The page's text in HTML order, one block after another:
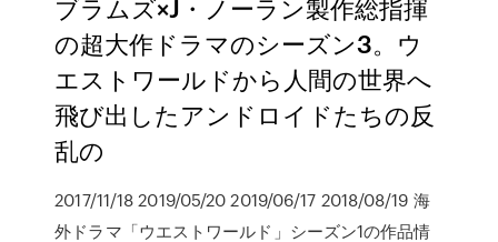
ブラムズ×J・ノーラン製作総指揮
の超大作ドラマのシーズン3。ウ
エストワールドから人間の世界へ
飛び出したアンドロイドたちの反
乱の
2017/11/18 2019/05/20 2019/06/17 2018/08/19 海
外ドラマ「ウエストワールド」シーズン1の作品情